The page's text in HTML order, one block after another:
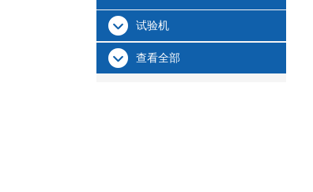
试验机
查看全部